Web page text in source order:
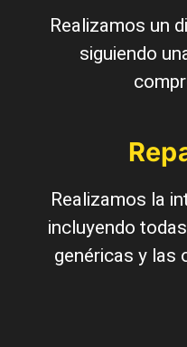
Realizamos un
siguiendo
Realizamos la
incluyendo
genéricas y las